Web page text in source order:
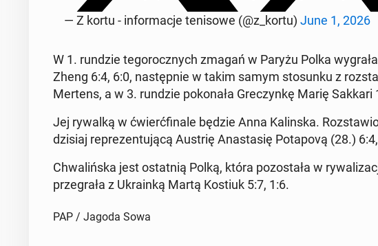
— Z kortu - in­for­ma­cje te­ni­so­we (@z_kortu) June 1, 2026
W 1. rundzie te­go­rocz­nych zmagań w Paryżu Polka
Zheng 6:4, 6:0, na­stęp­nie w takim samym sto­sun­ku z
Mertens, a w 3. rundzie po­ko­na­ła Gre­czyn­kę Marię Sakkari
Jej rywalką w ćwierć­fi­na­le będzie Anna Ka­lin­ska.
dzisiaj re­pre­zen­tu­ją­cą Austrię Ana­sta­się Po­ta­po­vą (28.)
Chwa­liń­ska jest ostat­nią Polką, która po­zo­sta­ła w
prze­gra­ła z Ukra­in­ką Martą Kostiuk 5:7, 1:6.
PAP / Jagoda Sowa